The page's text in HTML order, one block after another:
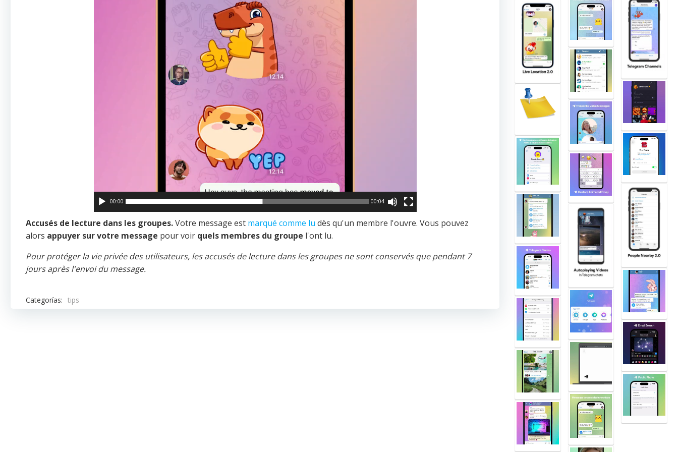
00:00 00:04
Accusés de lecture dans les groupes.Votre message est marqué comme lu dès qu'un membre l'ouvre. Vous pouvez
alors appuyer sur votre message pour voir quels membres du groupe l'ont lu.
Pour protéger la vie privée des utilisateurs, les accusés de lecture dans les groupes ne sont conservés que pendant 7
jours après l'envoi du message.
Categorías: tips